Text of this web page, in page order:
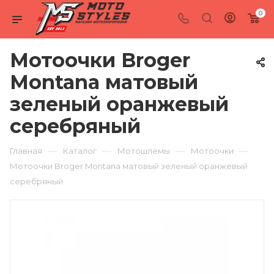
0
Мотоочки Broger
Montana матовый
зеленый оранжевый
серебряный
Главная — Каталог — Мотошлемы — Мотоочки —
Мотоочки Broger Montana матовый зеленый оранжевый
серебряный